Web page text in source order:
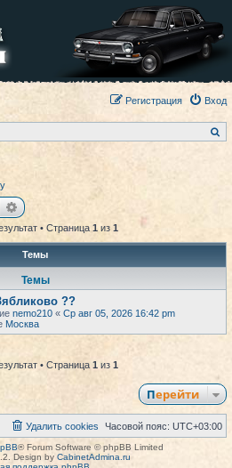
Вход
Регистрация
о
ПоискРасширенный поиск
• Страница 1из 1
Темы
Темы
??
nemo210 « Ср авг 05, 2026 16:42 pm
Москва
• Страница 1из 1
Перейти
Часовой пояс: UTC+03:00
Удалить cookies
® Forum Software © phpBB Limited
Design by CabinetAdmina.ru